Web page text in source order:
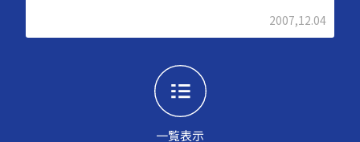
一覧表示
2007,12.04